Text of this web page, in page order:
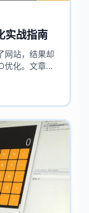
实战指南
网站，结果却
优化。文章用
友聊天的方